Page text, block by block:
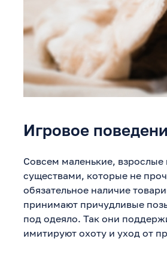
Игровое
Совсем маленькие,
существами, которые не
обязательное наличие
принимают причудливые
под одеяло. Так они
имитируют охоту и уход от